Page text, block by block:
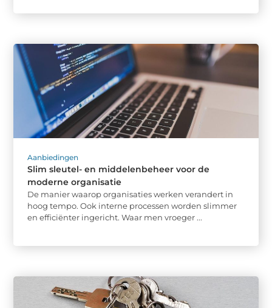
Aanbiedingen
Slim sleutel- en middelenbeheer voor de
moderne organisatie
De manier waarop organisaties werken verandert in
hoog tempo. Ook interne processen worden slimmer
en efficiënter ingericht. Waar men vroeger ...